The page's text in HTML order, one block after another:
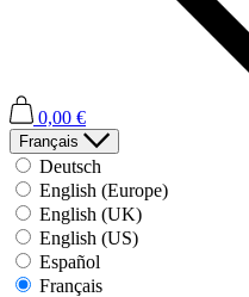
0,00 €
Français
Deutsch
English (Europe)
English (UK)
English (US)
Español
Français